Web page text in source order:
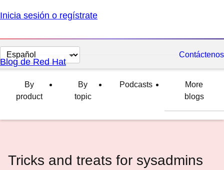
Inicia sesión o regístrate
Cambiar
el
idioma
Contáctenos
Blog de Red Hat
By
product
By
topic
Podcasts
More
blogs
Tricks and treats for sysadmins